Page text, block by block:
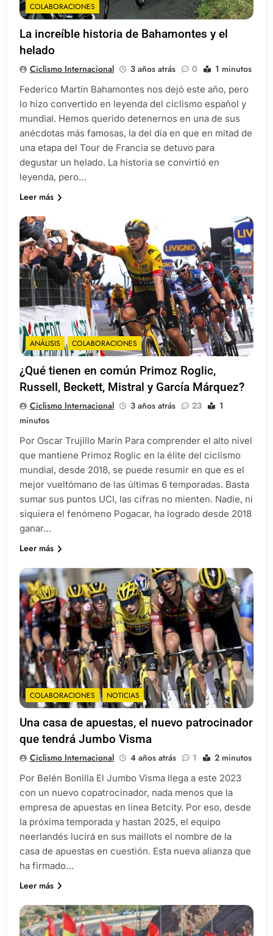
COLABORACIONES
La increíble historia de Bahamontes y el
helado
Ciclismo Internacional 3 años atrás 0 1 minutos
Federico Martín Bahamontes nos dejó este año, pero
lo hizo convertido en leyenda del ciclismo español y
mundial. Hemos querido detenernos en una de sus
anécdotas más famosas, la del día en que en mitad de
una etapa del Tour de Francia se detuvo para
degustar un helado. La historia se convirtió en
leyenda, pero…
Leer más
ANÁLISIS COLABORACIONES
¿Qué tienen en común Primoz Roglic,
Russell, Beckett, Mistral y García Márquez?
Ciclismo Internacional 3 años atrás 23
1
minutos
Por Oscar Trujillo Marín Para comprender el alto nivel
que mantiene Primoz Roglic en la élite del ciclismo
mundial, desde 2018, se puede resumir en que es el
mejor vueltómano de las últimas 6 temporadas. Basta
sumar sus puntos UCI, las cifras no mienten. Nadie, ni
siquiera el fenómeno Pogacar, ha logrado desde 2018
ganar…
Leer más
COLABORACIONES NOTICIAS
Una casa de apuestas, el nuevo patrocinador
que tendrá Jumbo Visma
Ciclismo Internacional 4 años atrás 1 2 minutos
Por Belén Bonilla El Jumbo Visma llega a este 2023
con un nuevo copatrocinador, nada menos que la
empresa de apuestas en línea Betcity. Por eso, desde
la próxima temporada y hastan 2025, el equipo
neerlandés lucirá en sus maillots el nombre de la
casa de apuestas en cuestión. Esta nueva alianza que
ha firmado…
Leer más